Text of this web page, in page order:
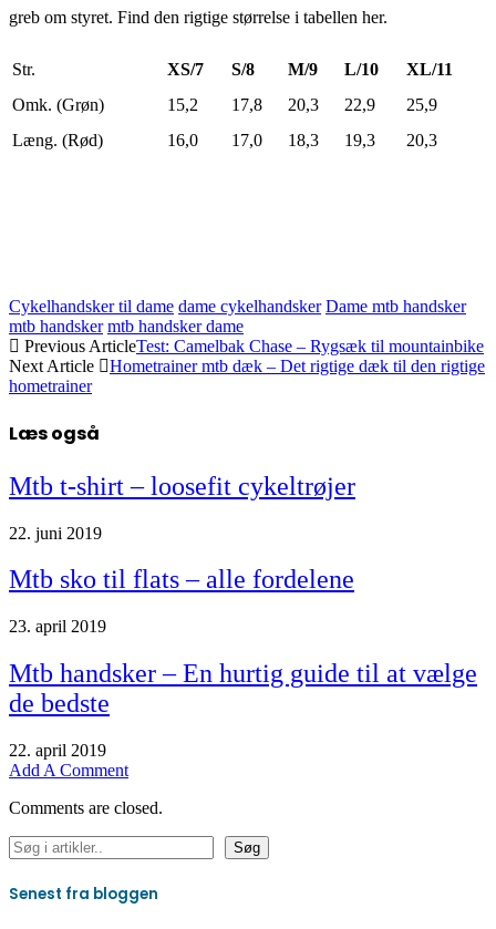
greb om styret. Find den rigtige størrelse i tabellen her.
Str. XS/7 S/8 M/9 L/10
XL/11
Omk. (Grøn)
15,2 17,8 20,3 22,9
25,9
Læng. (Rød)
16,0 17,0 18,3 19,3 20,3
Cykelhandsker til dame dame cykelhandsker Dame mtb handsker
mtb handsker mtb handsker dame
Previous ArticleTest: Camelbak Chase – Rygsæk til mountainbike
Next Article
Hometrainer mtb dæk – Det rigtige dæk til den rigtige
hometrainer
Læs også
Mtb t-shirt – loosefit cykeltrøjer
22. juni 2019
Mtb sko til flats – alle fordelene
23. april 2019
Mtb handsker – En hurtig guide til at vælge
de bedste
22. april 2019
Add A Comment
Comments are closed.
Søg
Søg
Senest fra bloggen